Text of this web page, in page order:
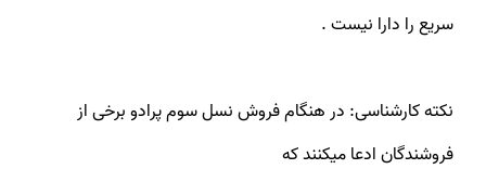
سریع را دارا نیست .
نکته کارشناسی: در هنگام فروش نسل سوم پرادو برخی از
فروشندگان ادعا میکنند که